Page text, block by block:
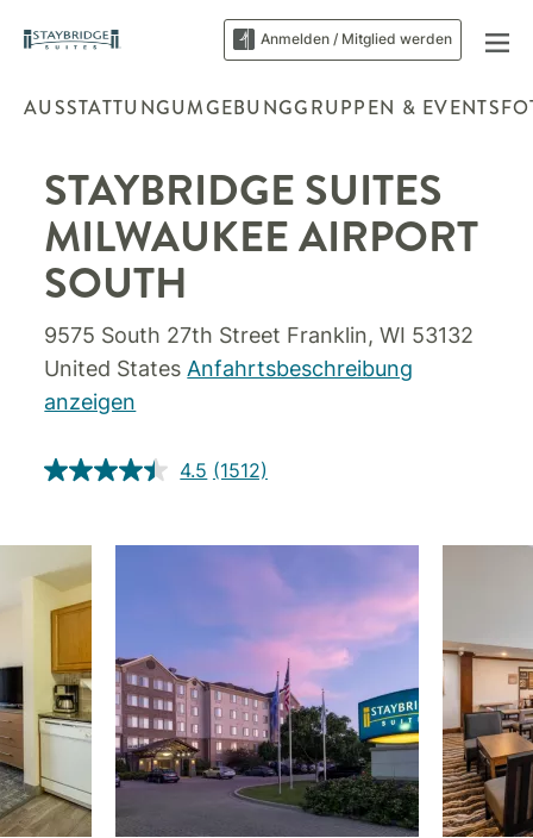
Anmelden / Mitglied werden
AUSSTATTUNGUMGEBUNGGRUPPEN & EVENTS
STAYBRIDGE SUITES
MILWAUKEE AIRPORT
SOUTH
9575 South 27th Street Franklin,WI 53132
United States Anfahrtsbeschreibung
anzeigen
4.5 (1512)